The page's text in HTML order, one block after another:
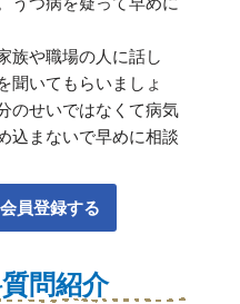
族や職場の人に話し
聞いてもらいましょ
のせいではなくて病気
込まないで早めに相談
員登録する
問紹介